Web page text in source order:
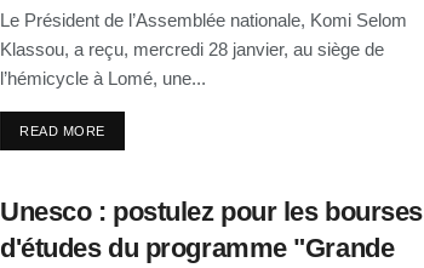
Le Président de l’Assemblée nationale, Komi Selom
Klassou, a reçu, mercredi 28 janvier, au siège de
l’hémicycle à Lomé, une...
READ MORE
Unesco : postulez pour les bourses
d'études du programme "Grande